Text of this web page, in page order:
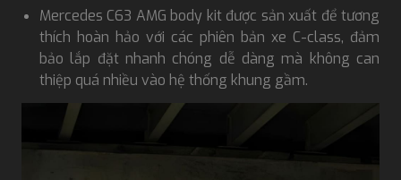
Mercedes C63 AMG body kit được sản xuất để tương
thích hoàn hảo với các phiên bản xe C-class, đảm
bảo lắp đặt nhanh chóng dễ dàng mà không can
thiệp quá nhiều vào hệ thống khung gầm.